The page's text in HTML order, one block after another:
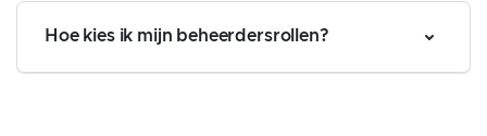
Hoe kies ik mijn beheerdersrollen?